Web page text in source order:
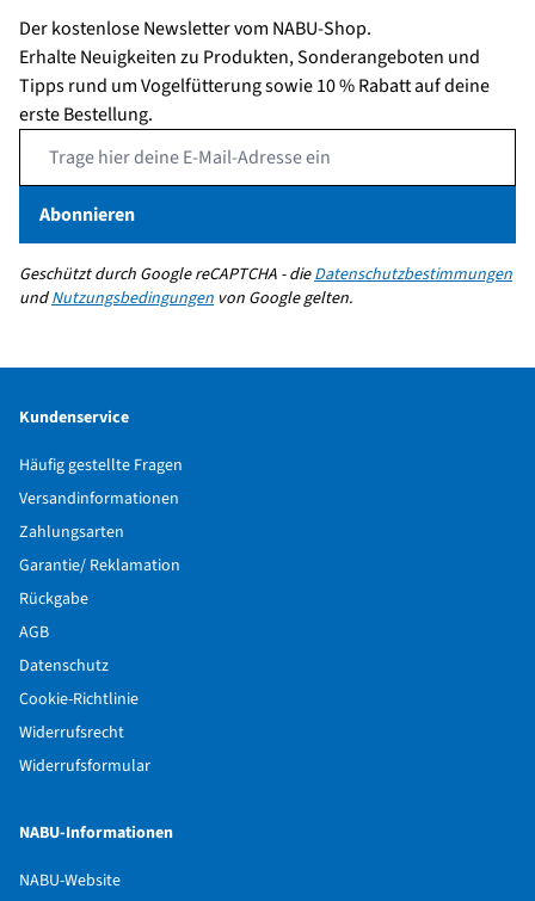
Naheinstellgrenze
1.7 m
Augenabstand
22 mm
Austrittspupille
5.25 mm
Vergrößerung
Objektiv-Ø
42mm
Brückentyp
Offen
Der kostenlose Newsletter vom NABU-Shop.
Erhalte Neuigkeiten zu Produkten, Sonderangeboten und
Tipps rund um Vogelfütterung sowie 10 % Rabatt auf deine
erste Bestellung.
Abonnieren
Geschützt durch Google reCAPTCHA - dieDatenschutzbestimmungen
undNutzungsbedingungen von Google gelten.
Kundenservice
Häufig gestellte Fragen
Versandinformationen
Zahlungsarten
Garantie/ Reklamation
Rückgabe
AGB
Datenschutz
Cookie-Richtlinie
Widerrufsrecht
Widerrufsformular
NABU-Informationen
NABU-Website